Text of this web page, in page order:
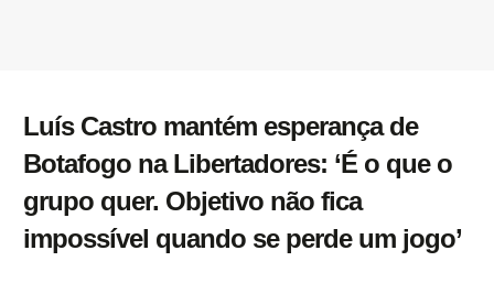
Luís Castro mantém esperança de
Botafogo na Libertadores: ‘É o que o
grupo quer. Objetivo não fica
impossível quando se perde um jogo’